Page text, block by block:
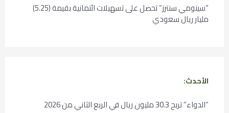
“سينومي سنترز” تحصل على تسهيلات ائتمانية بقيمة (5.25)
مليار ريال سعودي
الأحدث:
“الدواء” تربح 30.3 مليون ريال في الربع الثاني من 2026